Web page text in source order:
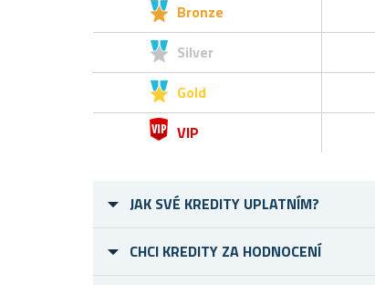
Bronze
Silver
Gold
VIP
JAK SVÉ KREDITY UPLATNÍM?
CHCI KREDITY ZA HODNOCENÍ